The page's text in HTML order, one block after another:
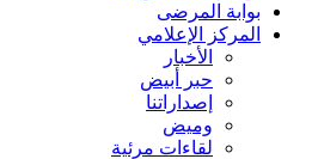
بوابة المرضى
المركز الإعلامي
الأخبار
حبر أبيض
إصداراتنا
وميض
لقاءات مرئية